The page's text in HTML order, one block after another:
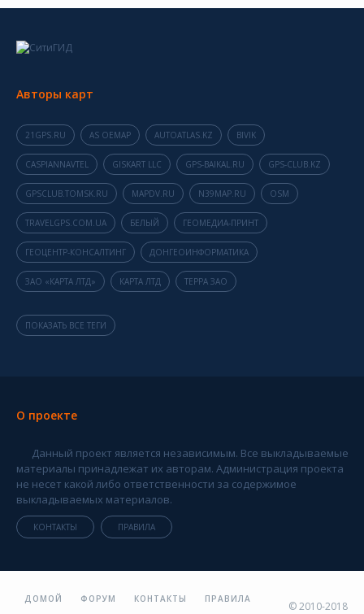
Авторы карт
21GPS.RU AS OEMAP AUTOATLAS.KZ BIVIK
CASPIANNAVTEL GISKART LLC GPS-BAIKAL.RU GPS-CLUB.KZ
GPSCLUB.TOMSK.RU MAPDV.RU N39MAP.RU OSM
TRAVELGPS.COM.UA БЕЛЫЙ ГЕОМЕДИА-ПРИНТ
ГЕОЦЕНТР-КОНСАЛТИНГ ДОНГЕОИНФОРМАТИКА
ЗАО «КАРТА ЛТД» КАРТА ЛТД ТЕРРА ЗАО
ПОКАЗАТЬ ВСЕ ТЕГИ
О проекте
Данный проект является независимым. Все выкладываемые
материалы принадлежат их авторам. Администрация проекта
не несет какой либо ответственности за содержимое
выкладываемых материалов.
КОНТАКТЫ ПРАВИЛА
ДОМОЙ ФОРУМ КОНТАКТЫ ПРАВИЛА
© 2010-2018